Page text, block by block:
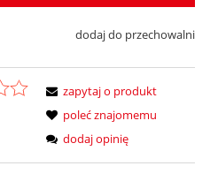
dodaj do przechowalni
zapytaj o produkt
poleć znajomemu
dodaj opinię